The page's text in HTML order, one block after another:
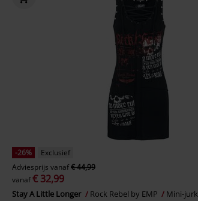
-26%
Exclusief
Adviesprijs vanaf€ 44,99
vanaf€ 32,99
Stay A Little Longer Rock Rebel by EMP Mini-jurk